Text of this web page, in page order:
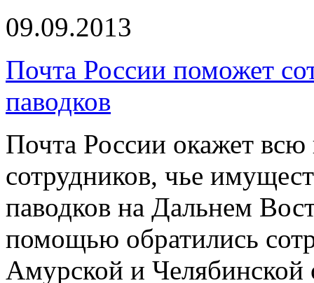
09.09.2013
Почта России поможет
паводков
Почта России окажет
сотрудников, чье
паводков на Дальнем
помощью обратились
Амурской и Челябинской